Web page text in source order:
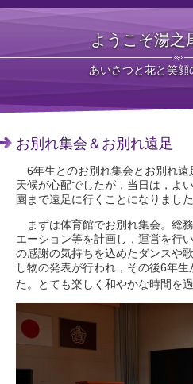
ようこそ湯之
あいさつと花と笑
お別れ集会＆お別れ遠足
6年生とのお別れ集会とお別れ遠
天候が心配でしたが，当日は，よ
園まで遠足に行くことになりました
まずは体育館でお別れ集会。総
エーション等を計画し，運営を行
の感謝の気持ちを込めたダンスや
し物の発表が行われ，その後6年
た。とても楽しく和やかな時間を